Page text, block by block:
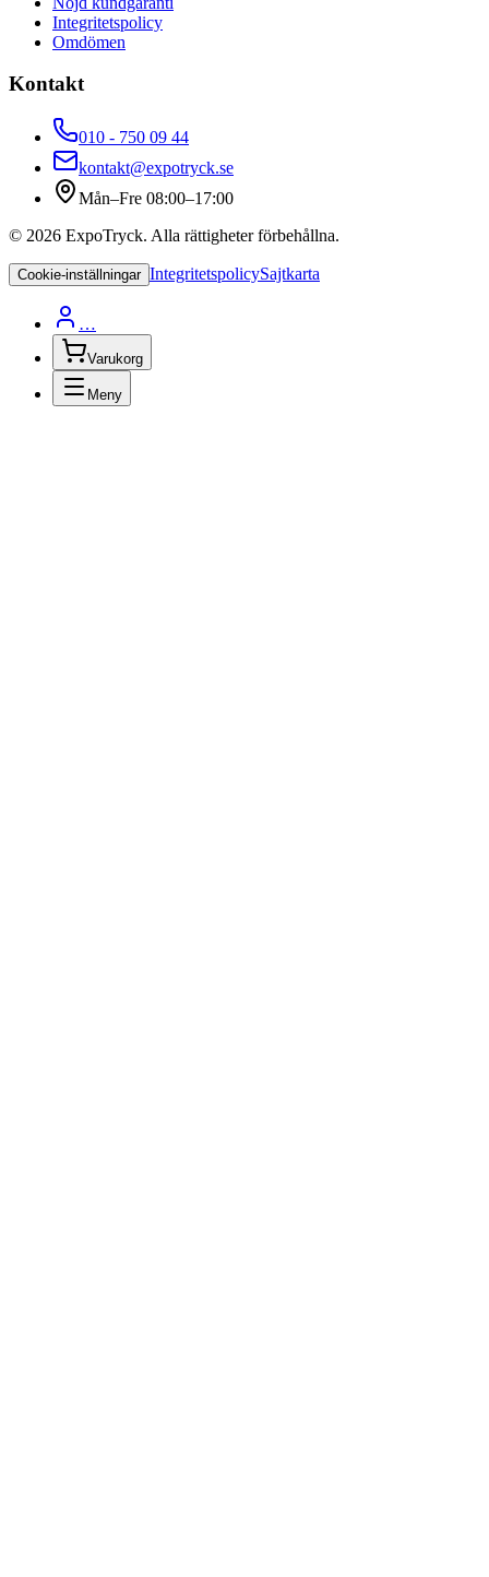
Integritetspolicy
Omdömen
Kontakt
010 - 750 09 44
kontakt@expotryck.se
Mån–Fre 08:00–17:00
© 2026 ExpoTryck. Alla rättigheter förbehållna.
Cookie-inställningar IntegritetspolicySajtkarta
…
Varukorg
Meny